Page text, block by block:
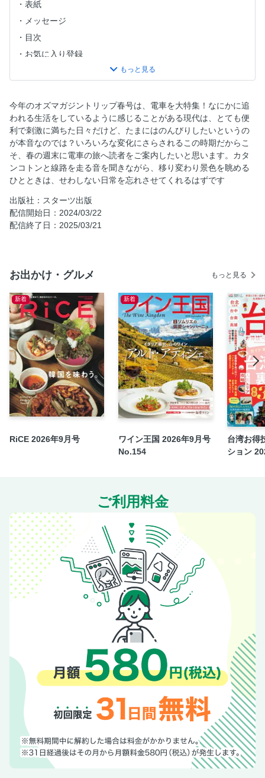
表紙
メッセージ
目次
お気に入り登録
あの町、この町、絵になる町
長野 美食と絶景の山のレストラン列車
COLUMN／駅に泊まろう！
千葉 ローカル線で行く海町グルメ旅
江ノ電・湘南さんぽ
青森 りんご畑鉄道で沿線さんぽ
PHOTO STORY
岩手 最新列車で行くおいしい岩手
COLUMN／最新＆注目の列車
PHOTO STORY
Premium travel letter
タビノタネ
田中里奈のRINA'S TRIP DIARY
Travel item news
甲斐みのり さて、おやつにしますか
PRESENT＆INFORMATION
シネマみたいな旅がしたい
今年のオズマガジントリップ春号は、電車を大特集！なにかに追
われる生活をしているように感じることがある現代は、とても便
利で刺激に満ちた日々だけど、たまにはのんびりしたいというの
が本音なのでは？いろいろな変化にさらされるこの時期だからこ
そ、春の週末に電車の旅へ読者をご案内したいと思います。カタ
ンコトンと線路を走る音を聞きながら、移り変わり景色を眺める
ひとときは、せわしない日常を忘れさせてくれるはずです
出版社：スターツ出版
配信開始日：2024/03/22
配信終了日：2025/03/21
お出かけ・グルメ もっと見る
新着
RiCE 2026年9月号
新着
ワイン王国 2026年9月号
No.154
台湾お得
ション
ご利用料金